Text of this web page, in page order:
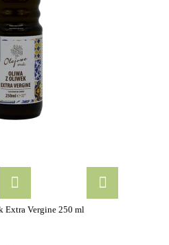
Extra Vergine 250 ml